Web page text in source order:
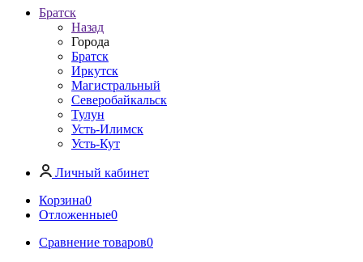
Братск
Назад
Города
Братск
Иркутск
Магистральный
Северобайкальск
Тулун
Усть-Илимск
Усть-Кут
Личный кабинет
Корзина0
Отложенные0
Сравнение товаров0